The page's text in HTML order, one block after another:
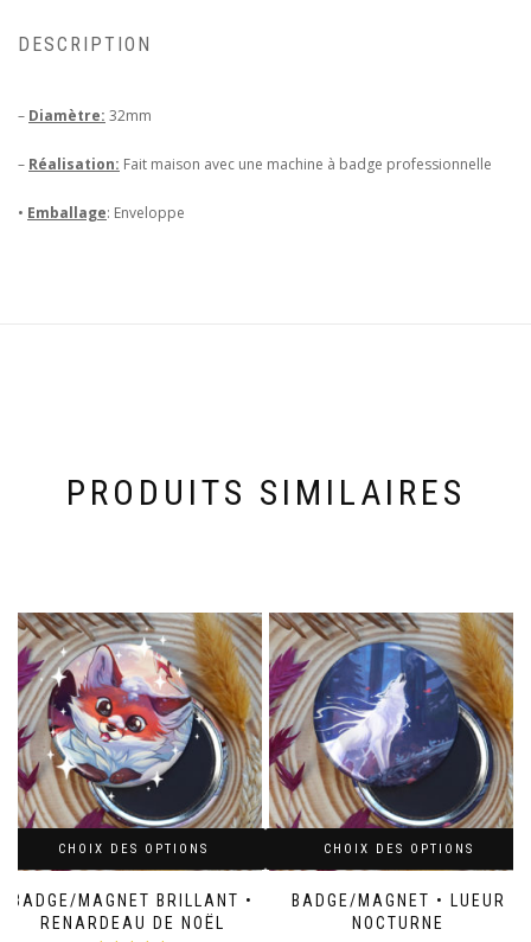
DESCRIPTION
– Diamètre: 32mm
– Réalisation: Fait maison avec une machine à badge professionnelle
• Emballage: Enveloppe
PRODUITS SIMILAIRES
BADGE/MAGNET BRILLANT •
RENARDEAU DE NOËL
CHOIX DES OPTIONS
BADGE/MAGNET • LUEUR
NOCTURNE
CHOIX DES OPTIONS